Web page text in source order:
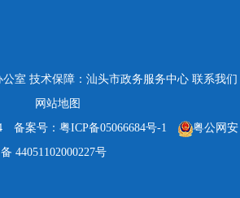
公室 技术保障：汕头市政务服务中心 联系我们
网站地图
备案号：粤ICP备05066684号-1
粤公网安
备 44051102000227号